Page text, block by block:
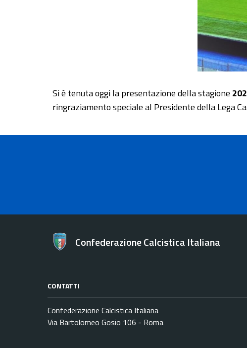
Si è tenuta oggi la presentazione della stagione
ringraziamento speciale al Presidente della Lega
Confederazione Calcistica Italiana
CONTATTI
Confederazione Calcistica Italiana
Via Bartolomeo Gosio 106 - Roma